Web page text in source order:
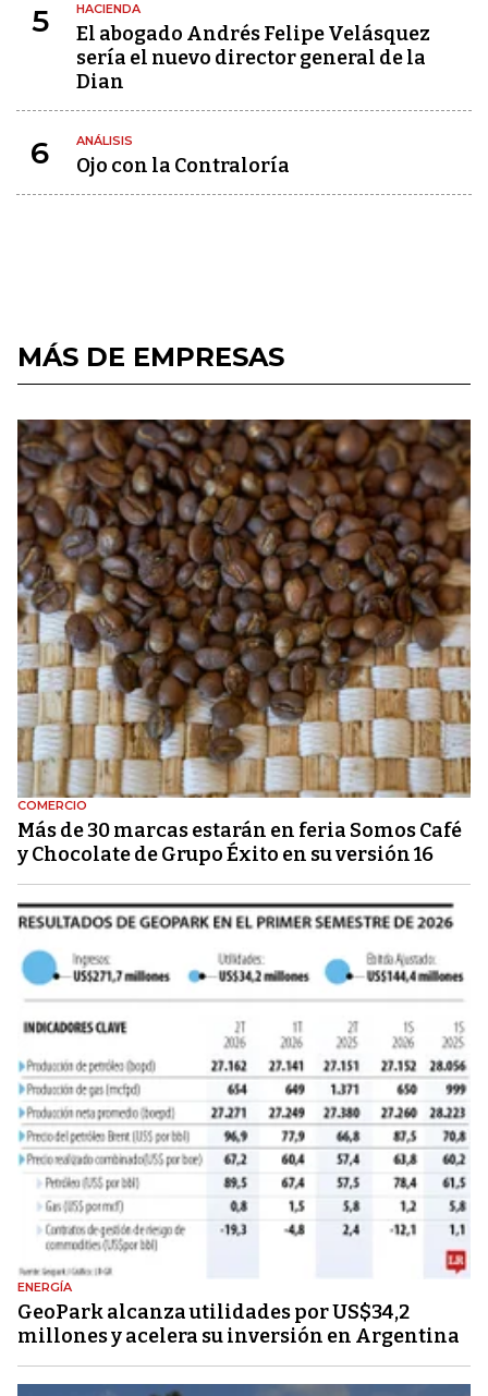
5 HACIENDA
El abogado Andrés Felipe Velásquez
sería el nuevo director general de la
Dian
6 ANÁLISIS
Ojo con la Contraloría
MÁS DE EMPRESAS
COMERCIO
Más de 30 marcas estarán en feria Somos Café
y Chocolate de Grupo Éxito en su versión 16
ENERGÍA
GeoPark alcanza utilidades por US$34,2
millones y acelera su inversión en Argentina